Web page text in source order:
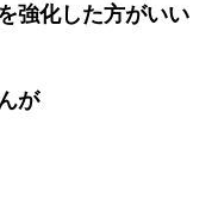
強化した方がいい
が